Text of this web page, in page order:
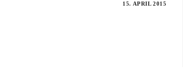
15. APRIL 2015